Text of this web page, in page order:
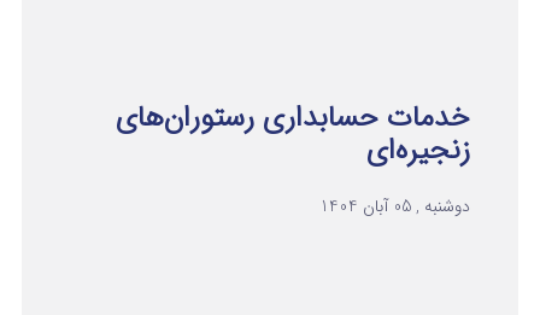
خدمات حسابداری رستوران‌های
زنجیره‌ای
دوشنبه , 05 آبان 1404